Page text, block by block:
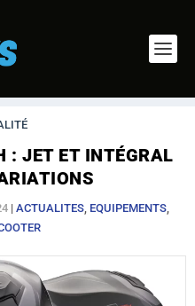
: JET ET INTÉGRAL
| ACTUALITES, EQUIPEMENTS,